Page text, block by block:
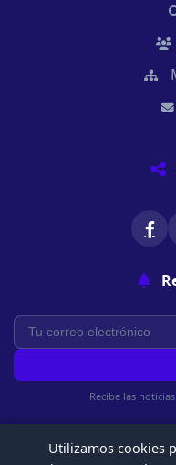
Recibe las
Utilizamos cookies